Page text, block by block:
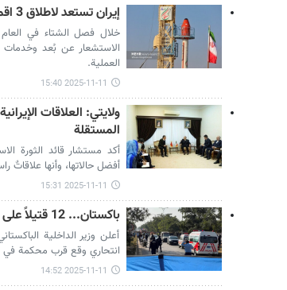
إيران تستعد لاطلاق 3 اقمار اصطناعية إلى الفضاء مطلع الشتاء
خلال فصل الشتاء في العام
الاستشعار عن بُعد وخدمات
العملية.
2025-11-11 15:40
ولايتي: العلاقات
المستقلة
أكد مستشار قائد الثورة
أفضل حالاتها، وأنها علاقاتٌ
2025-11-11 15:31
باكستان... 12 قتيلاً على الأقل في تفجير انتحاري أمام محكمة بإسلام آباد
انتحاري وقع قرب محكمة في
2025-11-11 14:52